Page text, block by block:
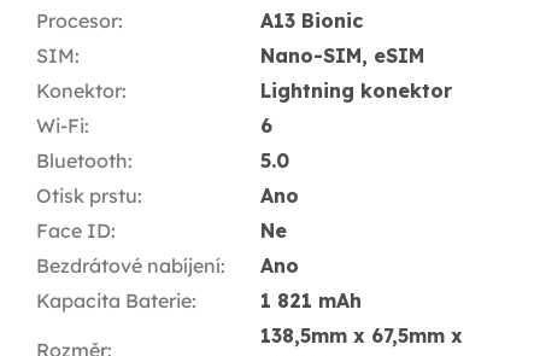
Procesor:
A13 Bionic
SIM:
Nano-SIM, eSIM
Konektor:
Lightning konektor
Wi-Fi:
6
Bluetooth:
5.0
Otisk prstu:
Ano
Face ID:
Ne
Bezdrátové nabíjení:
Ano
Kapacita Baterie: 1 821 mAh
Rozměr:
138,5mm x 67,5mm x